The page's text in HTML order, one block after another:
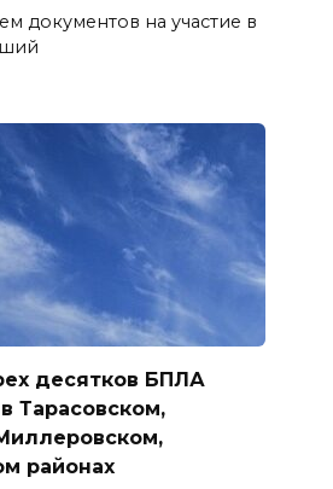
документов на участие в
десятков БПЛА
Тарасовском,
районах